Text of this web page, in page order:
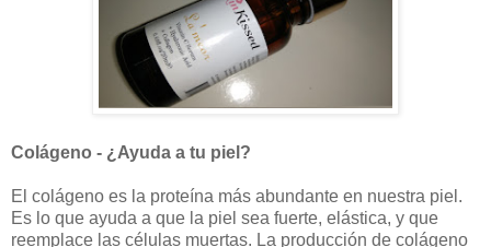
Colágeno - ¿Ayuda a tu piel?
El colágeno es la proteína más abundante en nuestra piel.
Es lo que ayuda a que la piel sea fuerte, elástica, y que
reemplace las células muertas. La producción de colágeno